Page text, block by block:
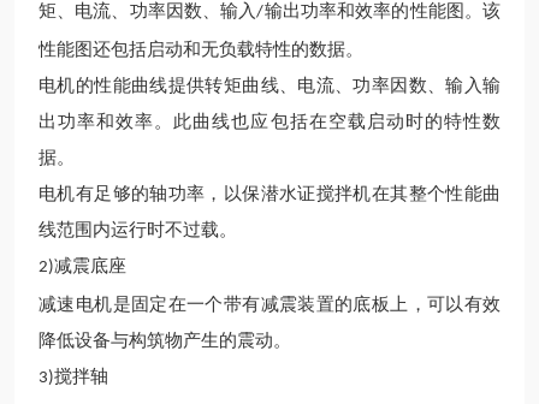
矩、电流、功率因数、输入/输出功率和效率的性能图。该
性能图还包括启动和无负载特性的数据。
电机的性能曲线提供转矩曲线、电流、功率因数、输入输
出功率和效率。此曲线也应包括在空载启动时的特性数
据。
电机有足够的轴功率，以保潜水证搅拌机在其整个性能曲
线范围内运行时不过载。
2)减震底座
减速电机是固定在一个带有减震装置的底板上，可以有效
降低设备与构筑物产生的震动。
3)搅拌轴